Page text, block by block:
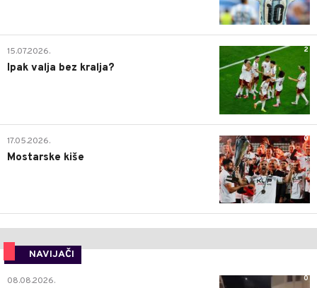
2
15.07.2026.
Ipak valja bez kralja?
0
17.05.2026.
Mostarske kiše
NAVIJAČI
0
08.08.2026.